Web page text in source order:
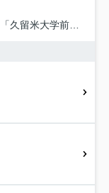
「久留米大学前